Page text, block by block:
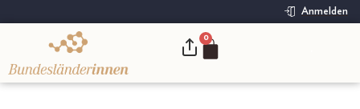
Anmelden
0